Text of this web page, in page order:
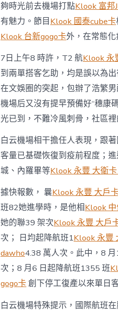
夠時光前去機場打點Klook 富邦
有魅力。節目 Klook 國泰cube卡
Klook 台新gogo卡外，在常態
7日上午8 時許，T2 航Klook 永
到兩單搭客乞助，均是誤以為
在文娛圈的突起，包辦了浩繁
機場后又沒有提早預備好“穗康
光已到，不難冷風刺骨，社區
白云機場相干擔任人表現，跟
客量已基礎恢復到疫前程度；進
城、內羅畢等Klook 永豐 大衛
據快報數， 曩Klook 永豐 大戶
班82她進學時，是他相Klook
她的聯39 架次Klook 永豐 大戶
次； 日均起降航班1Klook 永豐
dawho4.38 萬人次。此中，8
次；8 月6 日起降航班1355 班
gogo卡 創下停工復產以來單日
白云機場特殊提示，國際航班